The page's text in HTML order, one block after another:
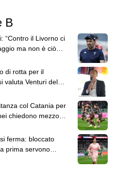
B
“Contro il Livorno ci
ma non è ciò
di rotta per il
valuta Venturi del
col Catania per
chiedono mezzo
ferma: bloccato
prima servono